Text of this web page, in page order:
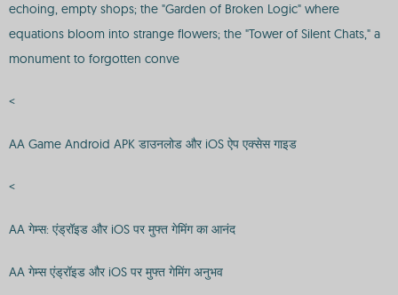
echoing, empty shops; the "Garden of Broken Logic" where
equations bloom into strange flowers; the "Tower of Silent Chats," a
monument to forgotten conve
<
AA Game Android APK डाउनलोड और iOS ऐप एक्सेस गाइड
<
AA गेम्स: एंड्रॉइड और iOS पर मुफ्त गेमिंग का आनंद
AA गेम्स एंड्रॉइड और iOS पर मुफ्त गेमिंग अनुभव